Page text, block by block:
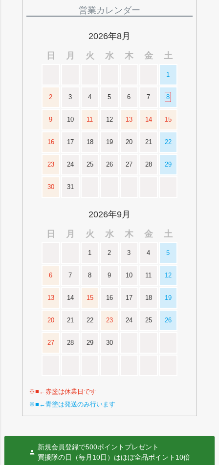
営業カレンダー
2026年8月
日
月 火 水 木 金 土
1
2 3 4 5 6 7 8
9 10 11 12 13 14 15
16 17 18 19 20 21 22
23 24 25 26 27 28 29
30 31
2026年9月
日
月 火 水 木 金 土
1 2 3 4 5
6 7 8 9 10 11 12
13 14 15 16 17 18 19
20 21 22 23 24 25 26
27 28 29 30
※■←赤塗は休業日です
※■←青塗は発送のみ行います
新規会員登録で500ポイントプレゼント
買援隊の日（毎月10日）はほぼ全品ポイント10倍